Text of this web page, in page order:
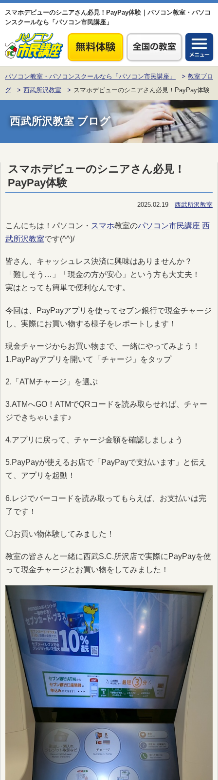
スマホデビューのシニアさん必見！PayPay体験｜パソコン教室・パソコ
ンスクールなら「パソコン市民講座」
パソコン教室・パソコンスクールなら「パソコン市民講座」
教室ブロ
グ
西武所沢教室 スマホデビューのシニアさん必見！PayPay体験
西武所沢教室 ブログ
スマホデビューのシニアさん必見！
PayPay体験
2025.02.19 西武所沢教室
こんにちは！パソコン・ スマホ教室のパソコン市民講座 西
武所沢教室です(^^)/
皆さん、キャッシュレス決済に興味はありませんか？
「難しそう…」「現金の方が安心」という方も大丈夫！
実はとっても簡単で便利なんです。
今回は、PayPayアプリを使ってセブン銀行で現金チャージ
し、実際にお買い物する様子をレポートします！
現金チャージからお買い物まで、一緒にやってみよう！
1.PayPayアプリを開いて「チャージ」をタップ
2.「ATMチャージ」を選ぶ
3.ATMへGO！ATMでQRコードを読み取らせれば、チャー
ジできちゃいます♪
4.アプリに戻って、チャージ金額を確認しましょう
5.PayPayが使えるお店で「PayPayで支払います」と伝え
て、アプリを起動！
6.レジでバーコードを読み取ってもらえば、お支払いは完
了です！
◯お買い物体験してみました！
教室の皆さんと一緒に西武S.C.所沢店で実際にPayPayを使
って現金チャージとお買い物をしてみました！